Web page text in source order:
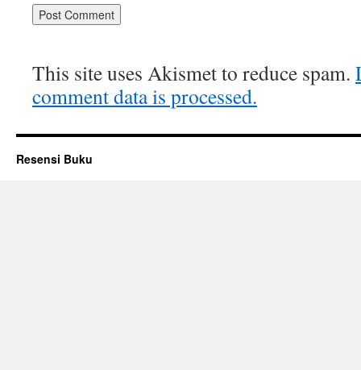
This site uses Akismet to reduce spam.
comment data is processed.
Resensi Buku